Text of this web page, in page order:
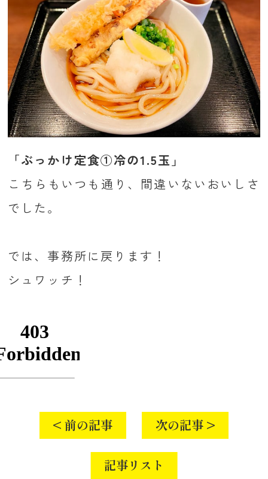
「ぶっかけ定食①冷の1.5玉」
こちらもいつも通り、間違いないおいしさ
でした。
では、事務所に戻ります！
シュワッチ！
< 前の記事
記事リスト
次の記事 >